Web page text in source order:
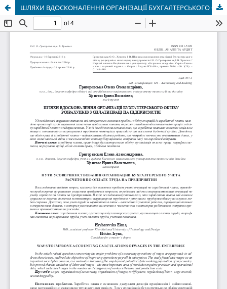
ШЛЯХИ ВДОСКОНАЛЕННЯ ОРГАНІЗАЦІЇ БУХГАЛТЕРСЬКОГО ОБЛІКУ РОЗРАХУНКІВ З ОПЛАТИ ПРАЦІ НА ПІДПРИЄМСТВІ